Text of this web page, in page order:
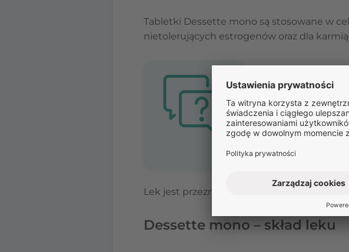
Tabletki Dessette mono są stosowane w
nietolerujących estrogenów oraz dla
ZAPYTAJ O LEK
Masz pytania
Odpowiedź na
medycznej umów się
Lek jest przeznaczony wyłącznie dla
Dessette mono – skład leku